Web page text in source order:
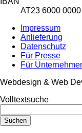
AT23 6000
Impressum
Anlieferung
Datenschutz
Für Presse
Für
Webdesign & Web
Volltextsuche